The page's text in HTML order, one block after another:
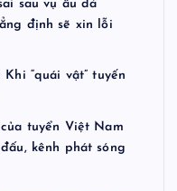
sau vụ ẩu đả
định sẽ xin lỗi
“quái vật” tuyến
tuyển Việt Nam
kênh phát sóng